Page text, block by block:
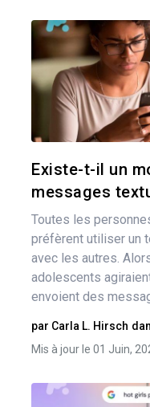
Existe-t-il un
messages
Toutes les
préfèrent utiliser un
avec les autres.
adolescents
envoient des
par Carla L. Hirsch
Mis à jour le 01 Juin,